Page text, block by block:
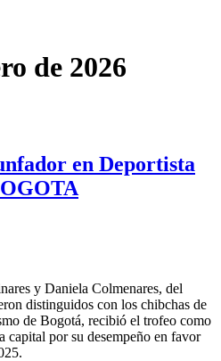
de 2026
en Deportista
y Daniela Colmenares, del
distinguidos con los chibchas de
de Bogotá, recibió el trofeo como
capital por su desempeño en favor